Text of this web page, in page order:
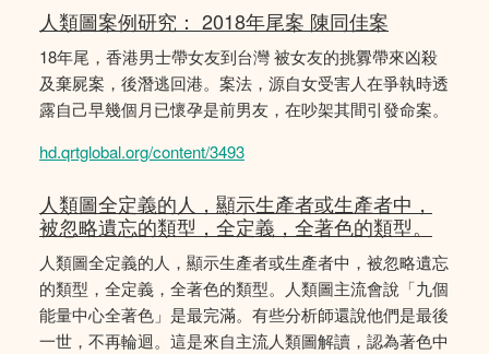
人類圖案例研究： 2018年尾案 陳同佳案
18年尾，香港男士帶女友到台灣 被女友的挑釁帶來凶殺
及棄屍案，後潛逃回港。案法，源自女受害人在爭執時透
露自己早幾個月已懷孕是前男友，在吵架其間引發命案。
hd.qrtglobal.org/content/3493
人類圖全定義的人，顯示生產者或生產者中，
被忽略遺忘的類型，全定義，全著色的類型。
人類圖全定義的人，顯示生產者或生產者中，被忽略遺忘
的類型，全定義，全著色的類型。人類圖主流會說「九個
能量中心全著色」是最完滿。有些分析師還說他們是最後
一世，不再輪迴。這是來自主流人類圖解讀，認為著色中